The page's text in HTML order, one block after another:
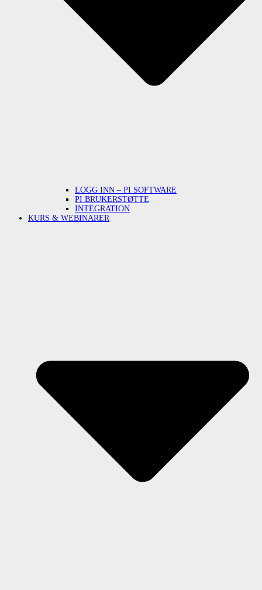
LOGG INN – PI SOFTWARE
PI BRUKERSTØTTE
INTEGRATION
KURS & WEBINARER